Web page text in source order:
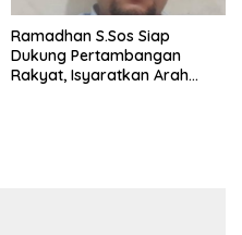
Ramadhan S.Sos Siap
Dukung Pertambangan
Rakyat, Isyaratkan Arah